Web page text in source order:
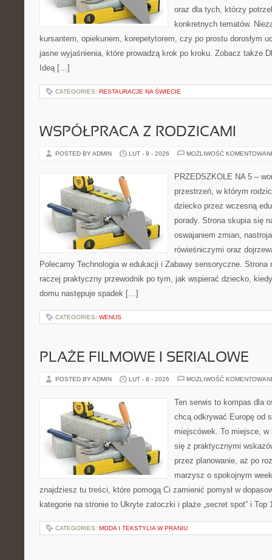
oraz dla tych, którzy
konkretnych tematów.
kursantem, opiekunem, korepetytorem, czy po prostu dorosłym
jasne wyjaśnienia, które prowadzą krok po kroku. Zobacz także
Ideą […]
CATEGORIES: RESTAURACJE NA ŚWIECIE
WSPÓŁPRACA Z RODZICAMI
POSTED BY ADMIN LUT - 9 - 2026 MOŻLIWOŚĆ
PRZEDSZKOLE NA 5 –
przestrzeń, w którym
dziecko przez wczesną
porady. Strona skupia się
oswajaniem zmian,
rówieśniczymi oraz
Polecamy Technologia w edukacji i Zabawy sensoryczne.
raczej praktyczny przewodnik po tym, jak wspierać dziecko,
domu następuje spadek […]
CATEGORIES: WENUS
PLAŻE FILMOWE I SERIALOWE
POSTED BY ADMIN LUT - 8 - 2026 MOŻLIWOŚĆ
Ten serwis to kompas dla
chcą odkrywać Europę od
miejscówek. To miejsce,
się z praktycznymi
przez planowanie, aż po
marzysz o spokojnym
znajdziesz tu treści, które pomogą Ci zamienić pomysł w
kategorie na stronie to Ukryte zatoczki i plaże „secret spot” i
CATEGORIES: MODA I TEKSTYLIA W PRANIU